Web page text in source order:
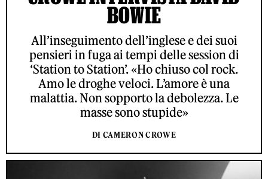
BOWIE
All’inseguimento dell’inglese e dei suoi
pensieri in fuga ai tempi delle session di
‘Station to Station’. «Ho chiuso col rock.
Amo le droghe veloci. L’amore è una
malattia. Non sopporto la debolezza. Le
masse sono stupide»
DI CAMERON CROWE